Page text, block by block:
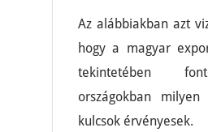
Az alábbiakban azt
hogy a magyar
tekintetében
országokban milyen
kulcsok érvényesek.